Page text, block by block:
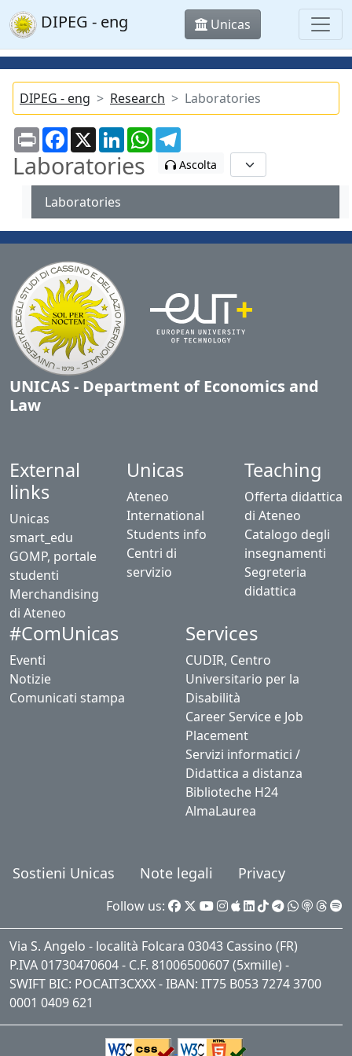
DIPEG - eng Unicas
DIPEG - eng Research Laboratories
PrintFacebook
X LinkedInWhatsApp
Laboratories Ascolta
Laboratories
UNICAS - Department of Economics and
Law
External
links
Unicas
smart_edu
GOMP, portale
studenti
Merchandising
di Ateneo
Unicas
Ateneo
International
Students info
Centri di
servizio
Teaching
Offerta didattica
di Ateneo
Catalogo degli
insegnamenti
Segreteria
didattica
#ComUnicas
Eventi
Notizie
Comunicati stampa
Services
CUDIR, Centro
Universitario per la
Disabilità
Career Service e Job
Placement
Servizi informatici /
Didattica a distanza
Biblioteche H24
AlmaLaurea
Sostieni Unicas Note legali Privacy
Follow us:
Via S. Angelo - località Folcara 03043 Cassino (FR)
P.IVA 01730470604 - C.F. 81006500607 (5xmille) -
SWIFT BIC: POCAIT3CXXX - IBAN: IT75 B053 7274 3700
0001 0409 621